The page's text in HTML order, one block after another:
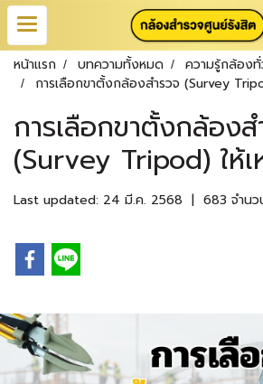
หน้าแรก บทความทั้งหมด
ความรู้กล้องทั่
การเลือกขาตั้งกล้องสำรวจ (Survey
การเลือกขาตั้งกล้องส
(Survey Tripod) ให้เ
Last updated: 24 มี.ค. 2568 | 683 จำนว